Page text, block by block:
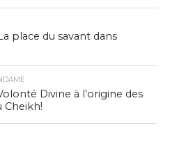
place du savant dans
Divine à l’origine des
Cheikh!